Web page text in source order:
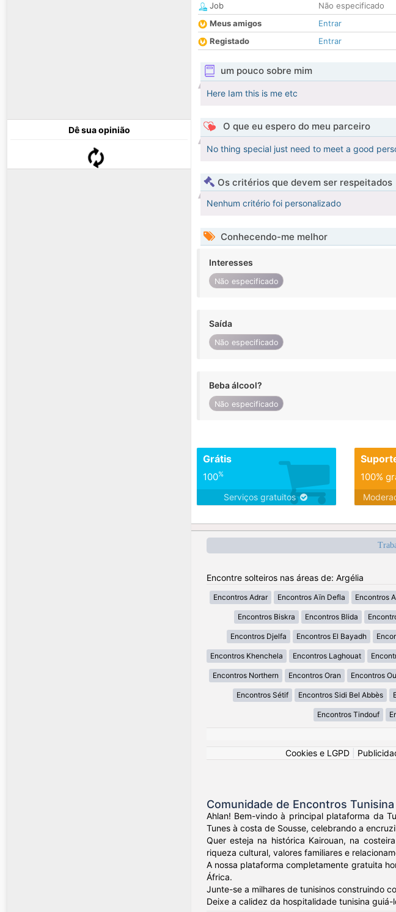
Dê sua opinião
Job
Não especificado
Meus amigos
Entrar
Registado
Entrar
um pouco sobre mim
Here Iam this is me etc
O que eu espero do meu parceiro
No thing special just need to meet a good
Os critérios que devem ser respeitados
Nenhum critério foi personalizado
Conhecendo-me melhor
Interesses
Não especificado
Saída
Não especificado
Beba álcool?
Não especificado
Grátis
100%
Serviços gratuitos
100%
Encontre solteiros nas áreas de: Argélia
Encontros Adrar Encontros Aïn Defla Encontros
Encontros Biskra Encontros Blida
Encontros Djelfa Encontros El Bayadh
Encontros Khenchela Encontros Laghouat
Encontros Northern Encontros Oran Encontros
Encontros Sétif Encontros Sidi Bel Abbès
Encontros Tindouf
Cookies e LGPD
Comunidade de Encontros
Ahlan! Bem-vindo à principal plataforma da
Tunes à costa de Sousse, celebrando a
Quer esteja na histórica Kairouan, na
riqueza cultural, valores familiares e
A nossa plataforma completamente gratuita
África.
Junte-se a milhares de tunisinos construindo
Deixe a calidez da hospitalidade tunisina